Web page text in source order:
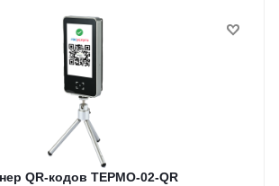
QR-кодов ТЕРМО-02-QR